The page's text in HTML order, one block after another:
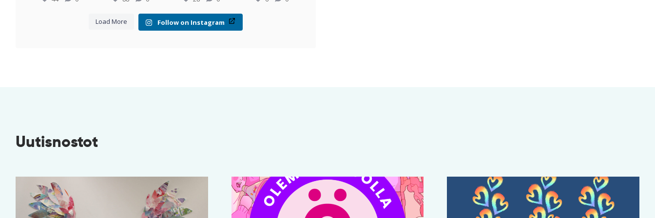
Load More Follow on Instagram (linkki
avataan
Uutisnostot